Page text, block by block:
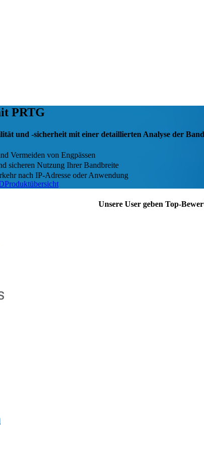
PRTG
und -sicherheit mit einer detaillierten Analyse der
Vermeiden von Engpässen
sicheren Nutzung Ihrer Bandbreite
nach IP-Adresse oder Anwendung
Produktübersicht
Unsere User geben Top-